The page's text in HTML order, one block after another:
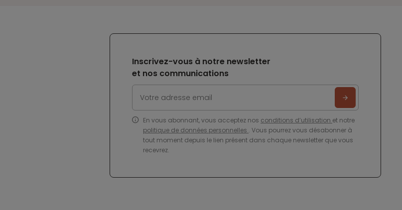
Inscrivez-vous à notre newsletter
et nos communications
En vous abonnant, vous acceptez nos conditions d’utilisation et notre
politique de données personnelles . Vous pourrez vous désabonner à
tout moment depuis le lien présent dans chaque newsletter que vous
recevrez.